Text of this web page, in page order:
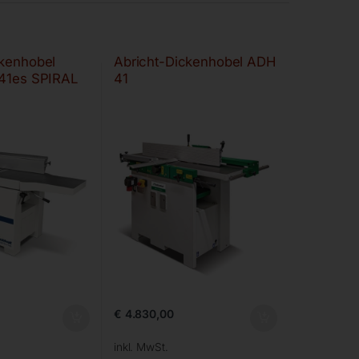
SPIRAL
Abricht-Dickenhobel ADH
41
€ 4.830,00
inkl. MwSt.